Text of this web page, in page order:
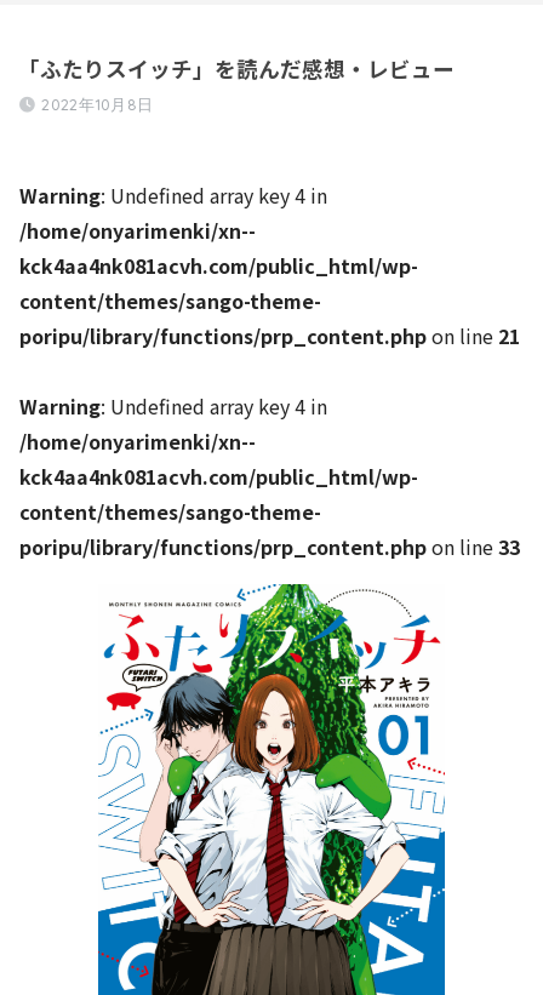
「ふたりスイッチ」を読んだ感想・レビュー
2022年10月8日
Warning: Undefined array key 4 in
/home/onyarimenki/xn--
kck4aa4nk081acvh.com/public_html/wp-
content/themes/sango-theme-
poripu/library/functions/prp_content.phpon line 21
Warning: Undefined array key 4 in
/home/onyarimenki/xn--
kck4aa4nk081acvh.com/public_html/wp-
content/themes/sango-theme-
poripu/library/functions/prp_content.phpon line33